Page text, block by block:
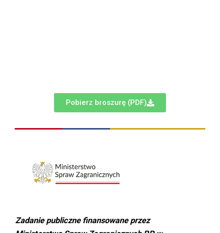
Pobierz broszurę (PDF)
Zadanie publiczne finansowane przez